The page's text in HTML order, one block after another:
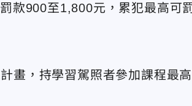
款900至1,800元，累犯最高可
畫，持學習駕照者參加課程最